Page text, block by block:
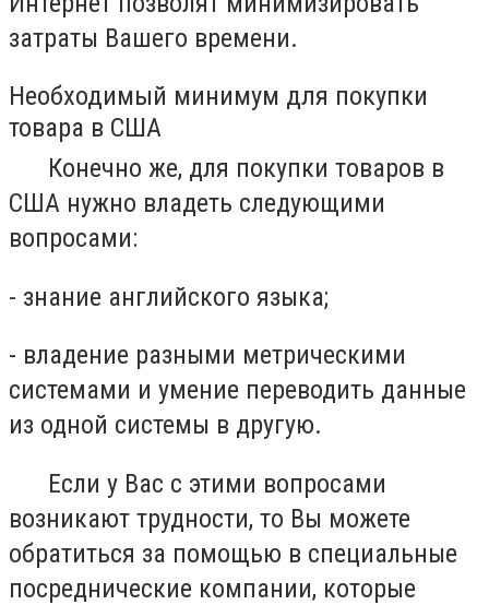
затраты Вашего времени.
Необходимый минимум для покупки
товара в США
Конечно же, для покупки товаров в
США нужно владеть следующими
вопросами:
- знание английского языка;
- владение разными метрическими
системами и умение переводить данные
из одной системы в другую.
Если у Вас с этими вопросами
возникают трудности, то Вы можете
обратиться за помощью в специальные
посреднические компании, которые